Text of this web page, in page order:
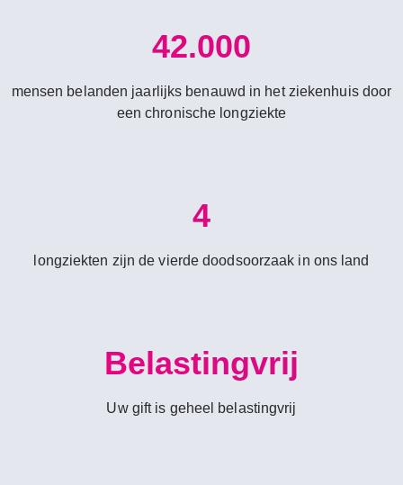
42.000
mensen belanden jaarlijks benauwd in het ziekenhuis door
een chronische longziekte
4
longziekten zijn de vierde doodsoorzaak in ons land
Belastingvrij
Uw gift is geheel belastingvrij